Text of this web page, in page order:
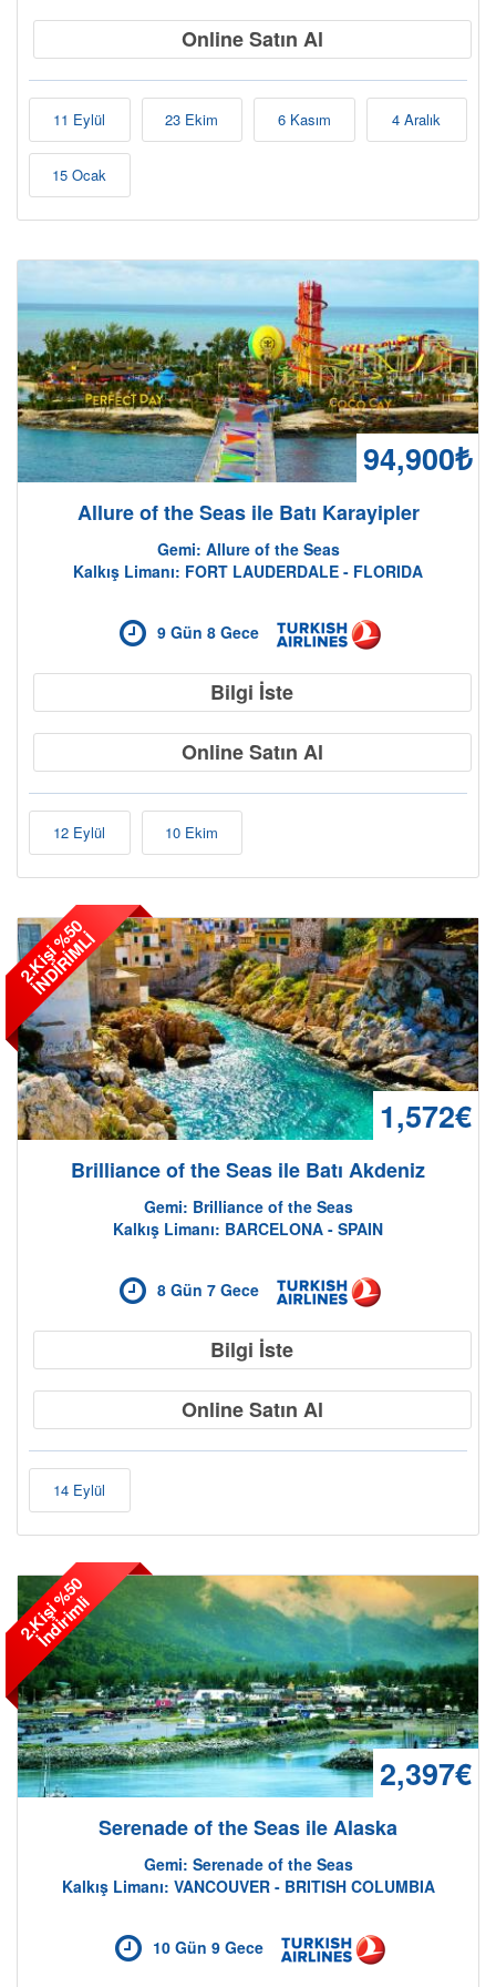
Online Satın Al
11 Eylül 23 Ekim 6 Kasım 4 Aralık
15 Ocak
94,900₺
Allure of the Seas ile Batı Karayipler
Gemi: Allure of the Seas
Kalkış Limanı: FORT LAUDERDALE - FLORIDA
9 Gün 8 Gece
Bilgi İste
Online Satın Al
12 Eylül 10 Ekim
2
.
K
i
ş
i
%
5
0
İ
N
D
İ
R
İ
M
L
İ
1,572€
Brilliance of the Seas ile Batı Akdeniz
Gemi: Brilliance of the Seas
Kalkış Limanı: BARCELONA - SPAIN
8 Gün 7 Gece
Bilgi İste
Online Satın Al
14 Eylül
2
.
K
i
ş
i
%
5
0
İ
n
d
i
r
i
m
l
i
2,397€
Serenade of the Seas ile Alaska
Gemi: Serenade of the Seas
Kalkış Limanı: VANCOUVER - BRITISH COLUMBIA
10 Gün 9 Gece